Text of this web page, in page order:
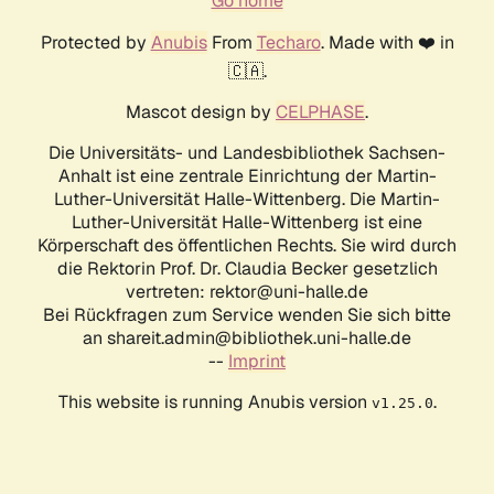
Protected by AnubisFrom Techaro. Made with ❤️ in
🇨🇦.
Mascot design by CELPHASE.
Die Universitäts- und Landesbibliothek Sachsen-
Anhalt ist eine zentrale Einrichtung der Martin-
Luther-Universität Halle-Wittenberg. Die Martin-
Luther-Universität Halle-Wittenberg ist eine
Körperschaft des öffentlichen Rechts. Sie wird durch
die Rektorin Prof. Dr. Claudia Becker gesetzlich
vertreten: rektor@uni-halle.de
Bei Rückfragen zum Service wenden Sie sich bitte
an shareit.admin@bibliothek.uni-halle.de
-- Imprint
This website is running Anubis version v1.25.0.